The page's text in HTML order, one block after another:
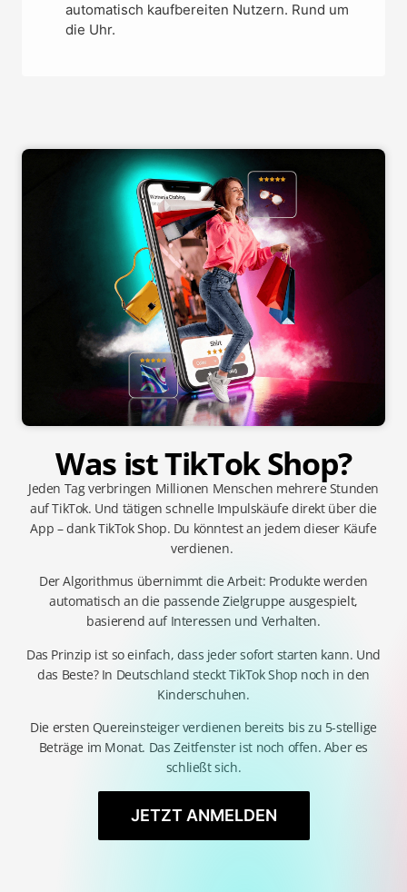
automatisch kaufbereiten Nutzern. Rund um
die Uhr.
Was ist TikTok Shop?
Jeden Tag verbringen Millionen Menschen mehrere Stunden
auf TikTok. Und tätigen schnelle Impulskäufe direkt über die
App –dank TikTok Shop. Du könntest an jedem dieser Käufe
verdienen.
Der Algorithmus übernimmt die Arbeit: Produkte werden
automatisch an die passende Zielgruppe ausgespielt,
basierend auf Interessen und Verhalten.
Das Prinzip ist so einfach, dass jeder sofort starten kann. Und
das Beste? In Deutschland steckt TikTok Shop noch in den
Kinderschuhen.
Die ersten Quereinsteiger verdienen bereits bis zu 5-stellige
Beträge im Monat. Das Zeitfenster ist noch offen. Aber es
schließt sich.
JETZT ANMELDEN